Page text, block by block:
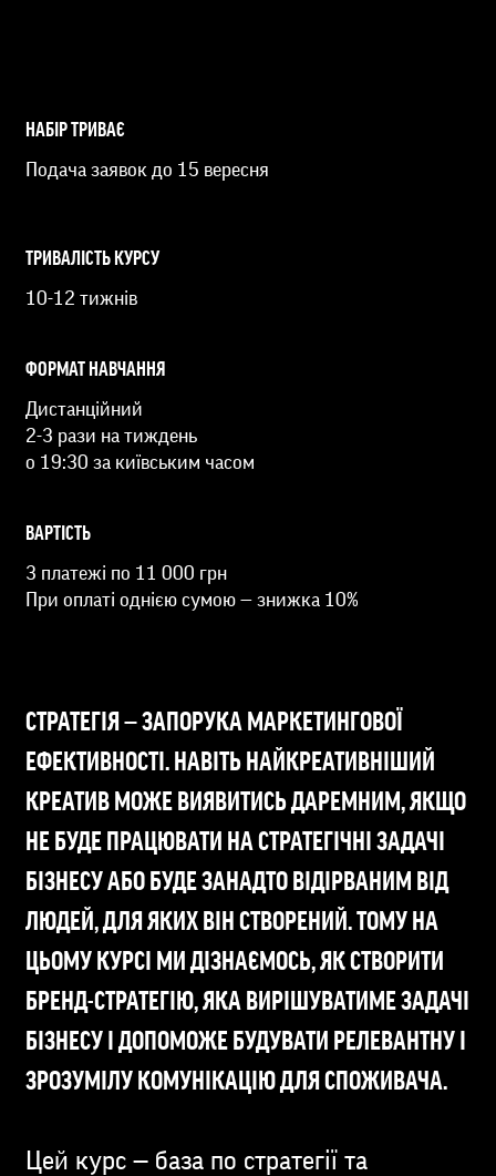
НАБІР ТРИВАЄ
Подача заявок до 15 вересня
ТРИВАЛІСТЬ КУРСУ
10-12 тижнів
ФОРМАТ НАВЧАННЯ
Дистанційний
2-3 рази на тиждень
о 19:30 за київським часом
ВАРТІСТЬ
3 платежі по 11 000 грн
При оплаті однією сумою — знижка 10%
СТРАТЕГІЯ — ЗАПОРУКА МАРКЕТИНГОВОЇ
ЕФЕКТИВНОСТІ. НАВІТЬ НАЙКРЕАТИВНІШИЙ
КРЕАТИВ МОЖЕ ВИЯВИТИСЬ ДАРЕМНИМ, ЯКЩО
НЕ БУДЕ ПРАЦЮВАТИ НА СТРАТЕГІЧНІ ЗАДАЧІ
БІЗНЕСУ АБО БУДЕ ЗАНАДТО ВІДІРВАНИМ ВІД
ЛЮДЕЙ, ДЛЯ ЯКИХ ВІН СТВОРЕНИЙ. ТОМУ НА
ЦЬОМУ КУРСІ МИ ДІЗНАЄМОСЬ, ЯК СТВОРИТИ
БРЕНД-СТРАТЕГІЮ, ЯКА ВИРІШУВАТИМЕ ЗАДАЧІ
БІЗНЕСУ І ДОПОМОЖЕ БУДУВАТИ РЕЛЕВАНТНУ І
ЗРОЗУМІЛУ КОМУНІКАЦІЮ ДЛЯ СПОЖИВАЧА.
Цей курс — база по стратегії та